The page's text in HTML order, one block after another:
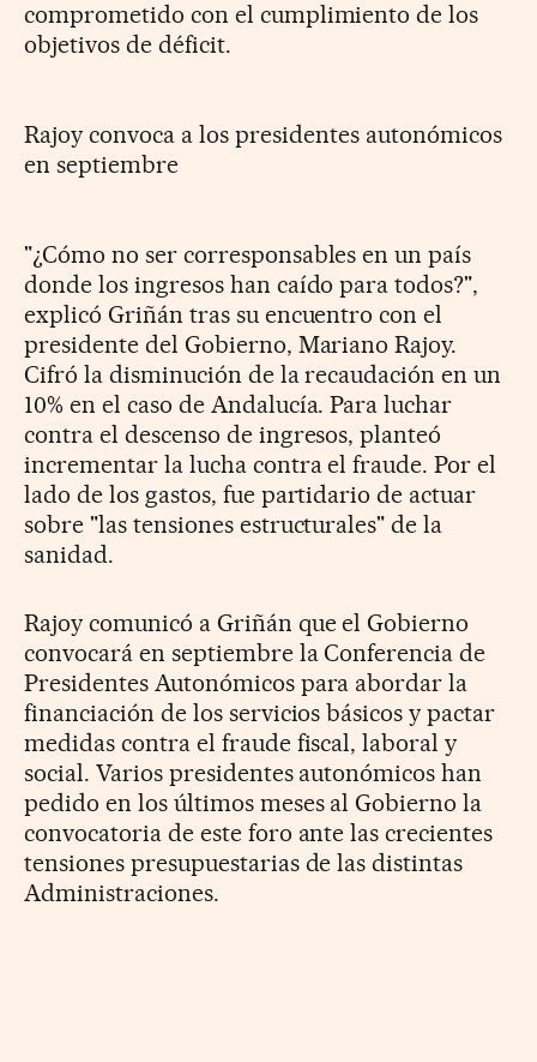
comprometido con el cumplimiento de los
objetivos de déficit.
Rajoy convoca a los presidentes autonómicos
en septiembre
"¿Cómo no ser corresponsables en un país
donde los ingresos han caído para todos?",
explicó Griñán tras su encuentro con el
presidente del Gobierno, Mariano Rajoy.
Cifró la disminución de la recaudación en un
10% en el caso de Andalucía. Para luchar
contra el descenso de ingresos, planteó
incrementar la lucha contra el fraude. Por el
lado de los gastos, fue partidario de actuar
sobre "las tensiones estructurales" de la
sanidad.
Rajoy comunicó a Griñán que el Gobierno
convocará en septiembre la Conferencia de
Presidentes Autonómicos para abordar la
financiación de los servicios básicos y pactar
medidas contra el fraude fiscal, laboral y
social. Varios presidentes autonómicos han
pedido en los últimos meses al Gobierno la
convocatoria de este foro ante las crecientes
tensiones presupuestarias de las distintas
Administraciones.